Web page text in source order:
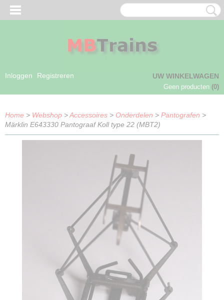
Inloggen Registreren UW WINKELWAGEN
Geen producten (0)
Home > Webshop >Accessoires > Onderdelen > Pantografen >
Märklin E643330 Pantograaf Koll type 22 (MBT2)